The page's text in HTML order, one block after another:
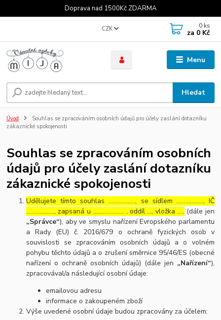
Doprava nad 1500Kč ZDARMA
Menu
CZK
Hledat
0 ks
za 0 Kč
Úvod
Souhlas se zpracováním osobních údajů pro účely zaslání dotazníku
zákaznické spokojenosti
Souhlas se zpracováním osobních
údajů pro účely zaslání dotazníku
zákaznické spokojenosti
Udělujete tímto souhlas ……………..., se sídlem ………………, IČ
………………., zapsaná u ………………… , oddíl …, vložka ….. (dále jen
„Správce“), aby ve smyslu nařízení Evropského parlamentu
a Rady (EU) č. 2016/679 o ochraně fyzických osob v
souvislosti se zpracováním osobních údajů a o volném
pohybu těchto údajů a o zrušení směrnice 95/46/ES (obecné
nařízení o ochraně osobních údajů) (dále jen „Nařízení“),
zpracovával/a následující osobní údaje:
emailovou adresu
informace o zakoupeném zboží
Výše uvedené osobní údaje budou zpracovány za účelem: